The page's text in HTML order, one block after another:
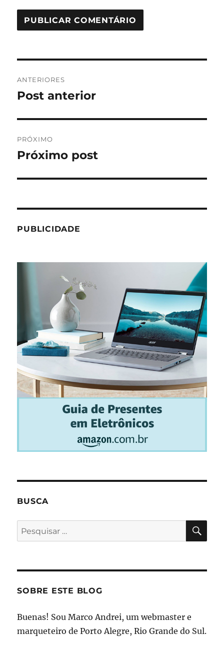
de
ANTERIORES
Post
Post anterior
PRÓXIMO
Próximo
Próximo post
PUBLICIDADE
BUSCA
Pesquisar
por:
SOBRE ESTE BLOG
Buenas! Sou Marco Andrei, um webmaster e
marqueteiro de Porto Alegre, Rio Grande do Sul.